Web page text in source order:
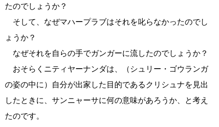
たのでしょうか？
そして、なぜマハープラブはそれを叱らなかったのでし
ょうか？
なぜそれを自らの手でガンガーに流したのでしょうか？
おそらくニティヤーナンダは、（シュリー・ゴウランガ
の姿の中に）自分が出家した目的であるクリシュナを見出
したときに、サンニャーサに何の意味があろうか、と考え
たのです。